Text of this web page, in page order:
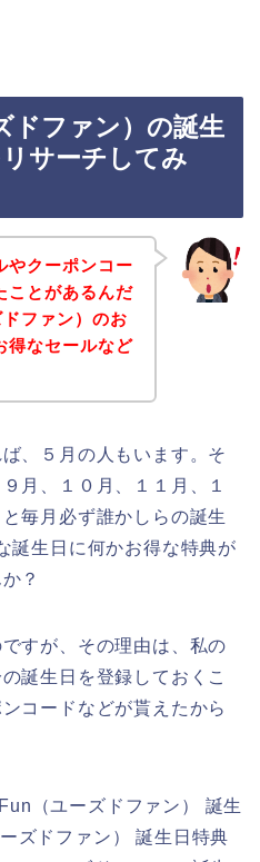
ドファン）の誕生
サーチしてみ
やクーポンコー
ことがあるんだ
ファン）のお
得なセールなど
、５月の人もいます。そ
月、１０月、１１月、１
毎月必ず誰かしらの誕生
誕生日に何かお得な特典が
？
すが、その理由は、私の
誕生日を登録しておくこ
コードなどが貰えたから
（ユーズドファン） 誕生
ズドファン） 誕生日特典